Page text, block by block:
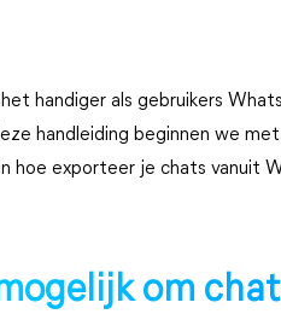
handiger als gebruikers
handleiding beginnen we
hoe exporteer je chats vanuit
om